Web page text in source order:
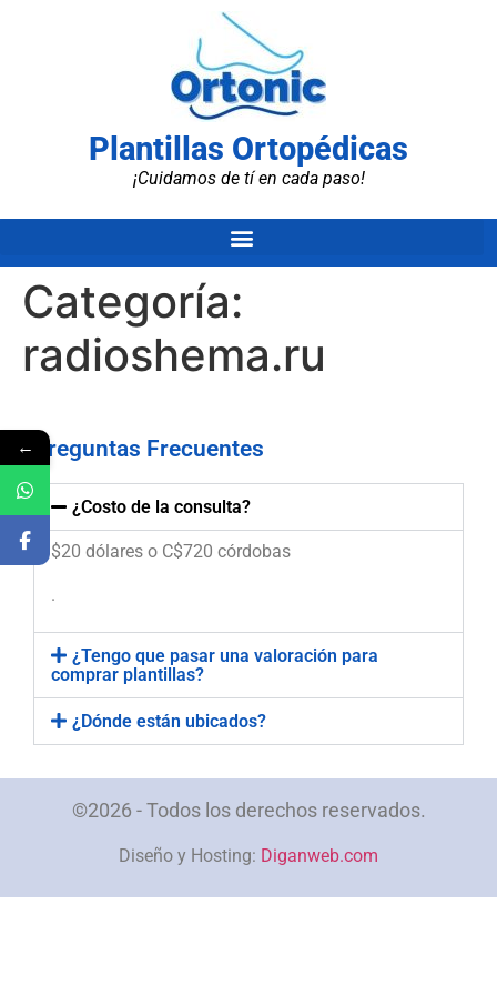
Plantillas Ortopédicas
¡Cuidamos de tí en cada paso!
Categoría:
radioshema.ru
Preguntas Frecuentes
¿Costo de la consulta?
$20 dólares o C$720 córdobas
.
¿Tengo que pasar una valoración para
comprar plantillas?
¿Dónde están ubicados?
©2026 - Todos los derechos reservados.
Diseño y Hosting: Diganweb.com
←